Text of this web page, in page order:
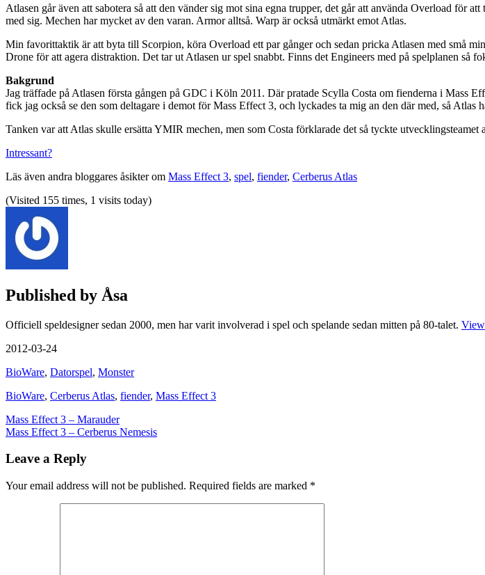
Atlasen går även att sabotera så att den vänder sig mot sina egna trupper, det går att använda Overload för
med sig. Mechen har mycket av den varan. Armor alltså. Warp är också utmärkt emot Atlas.
Min favorittaktik är att byta till Scorpion, köra Overload ett par gånger och sedan pricka Atlasen med små
Drone för att agera distraktion. Det tar ut Atlasen ur spel snabbt. Finns det Engineers med på spelplanen så
Bakgrund
Jag träffade på Atlasen första gången på GDC i Köln 2011. Där pratade Scylla Costa om fienderna i Mass
fick jag också se den som deltagare i demot för Mass Effect 3, och lyckades ta mig an den där med, så Atlas
Tanken var att Atlas skulle ersätta YMIR mechen, men som Costa förklarade det så tyckte
Intressant?
Läs även andra bloggares åsikter om Mass Effect 3, spel, fiender, Cerberus Atlas
(Visited 155 times, 1 visits today)
Published by Åsa
Officiell speldesigner sedan 2000, men har varit involverad i spel och spelande sedan mitten på 80-talet.
2012-03-24
BioWare, Datorspel, Monster
BioWare, Cerberus Atlas, fiender, Mass Effect 3
Post
navigation
Mass Effect 3 – Marauder
Mass Effect 3 – Cerberus Nemesis
Leave a Reply
Your email address will not be published. Required fields are marked *